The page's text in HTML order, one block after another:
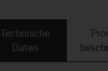
Technische
Daten